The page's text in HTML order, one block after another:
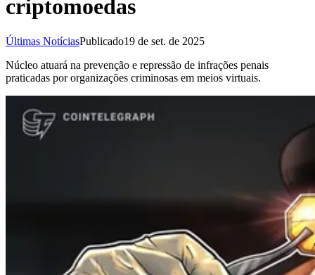
criptomoedas
Últimas NotíciasPublicado19 de set. de 2025
Núcleo atuará na prevenção e repressão de infrações penais
praticadas por organizações criminosas em meios virtuais.